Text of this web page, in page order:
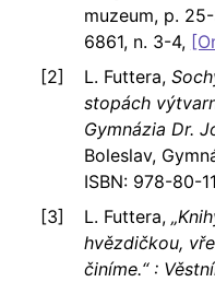
muzeum, p.
6861, n. 3-4,
L. Futtera,
stopách
Gymnázia Dr.
Boleslav,
ISBN: 978-80-
L. Futtera,
hvězdičkou,
činíme.“ :